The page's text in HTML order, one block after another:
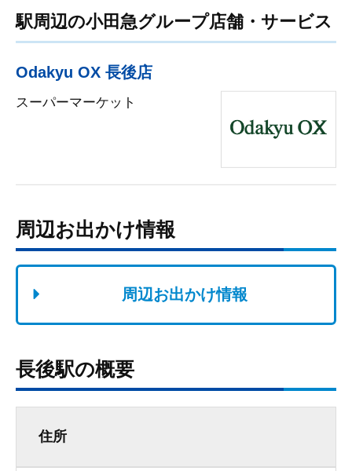
駅周辺の小田急グループ店舗・サービス
Odakyu OX 長後店
スーパーマーケット
周辺お出かけ情報
周辺お出かけ情報
長後駅の概要
住所